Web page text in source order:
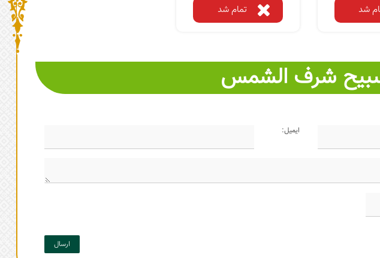
شد تمام شد
شرف الشمس
ایمیل:
ارسال